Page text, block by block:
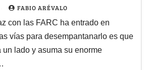
FABIO ARÉVALO
con las FARC ha entrado en
vías para desempantanarlo es que
un lado y asuma su enorme